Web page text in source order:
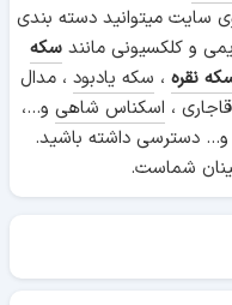
سایت میتوانید دسته بندی
و کلکسیونی مانند سکه
نقره ، سکه یادبود ، مدال
، اسکناس شاهی و...،
دسترسی داشته باشید.
شماست.